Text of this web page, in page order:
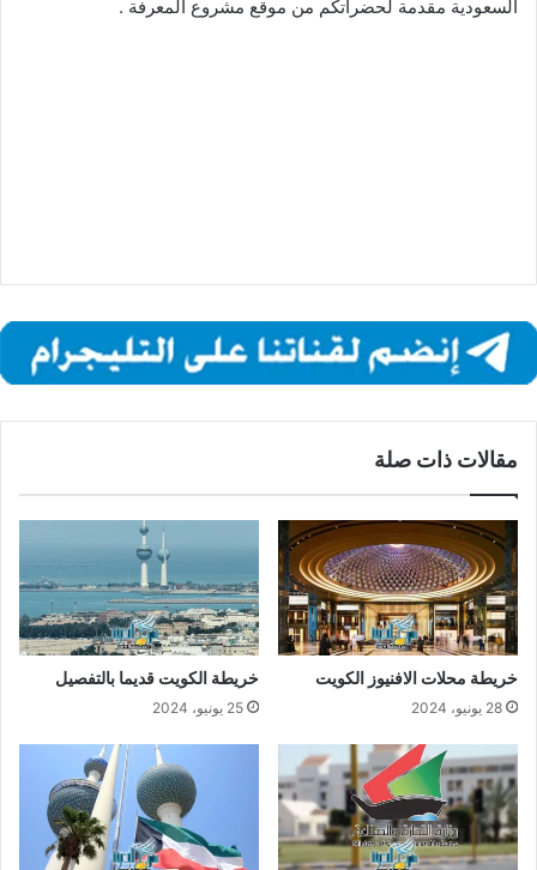
السعودية مقدمة لحضراتكم من موقع مشروع المعرفة .
مقالات ذات صلة
خريطة محلات الافنيوز الكويت
28 يونيو، 2024
خريطة الكويت قديما بالتفصيل
25 يونيو، 2024